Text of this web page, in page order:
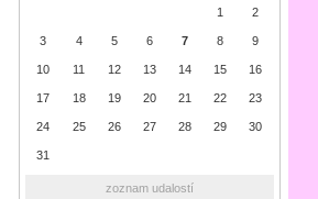
1 2
3 4 5 6 7 8 9
10 11 12 13 14 15 16
17 18 19 20 21 22 23
24 25 26 27 28 29 30
31
zoznam udalostí